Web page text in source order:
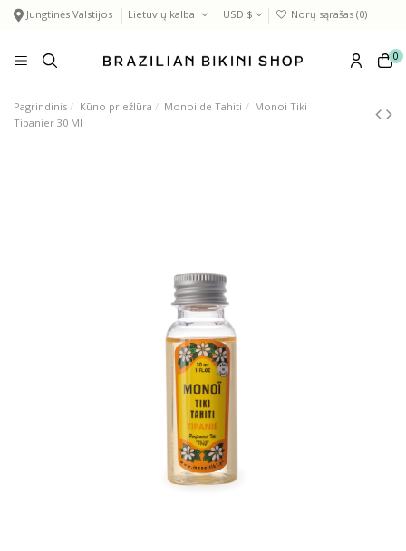
Jungtinės Valstijos Lietuvių kalba USD $ Norų sąrašas (0)
0
Pagrindinis Kūno priežIūra Monoi de Tahiti
Monoi Tiki
Tipanier 30 Ml